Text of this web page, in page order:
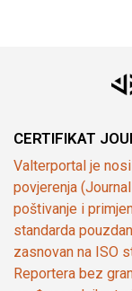
CERTIFIKAT
Valterportal je
povjerenja
poštivanje i
standarda
zasnovan na ISO
Reportera bez